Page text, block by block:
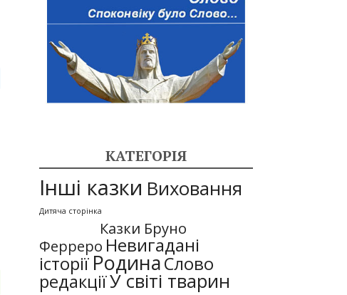
КАТЕГОРІЯ
Інші казки Виховання
Дитяча сторінка
Казки Бруно
Ферреро Невигадані
історії РодинаСлово
редакціїУ світі тварин